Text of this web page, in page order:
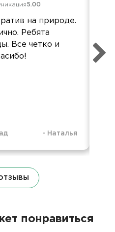
5.00
на природе.
Ребята
Все четко и
- Наталья
понравиться